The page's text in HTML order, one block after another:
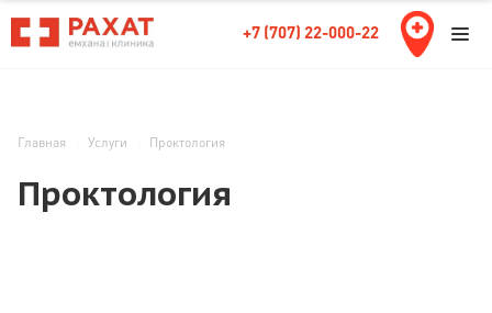
+7 (707) 22-000-22
Главная Услуги Проктология
Проктология